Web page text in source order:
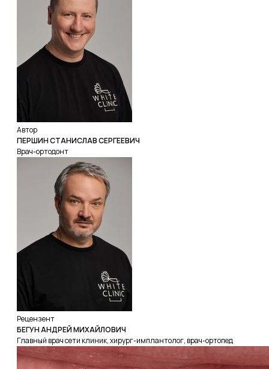
Автор
ПЕРШИН СТАНИСЛАВ СЕРГЕЕВИЧ
Врач-ортодонт
Рецензент
БЕГУН АНДРЕЙ МИХАЙЛОВИЧ
Главный врач сети клиник, хирург-имплантолог, врач-ортопед